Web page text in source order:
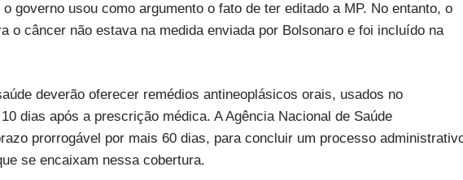
governo usou como argumento o fato de ter editado a MP. No entanto, o
o câncer não estava na medida enviada por Bolsonaro e foi incluído na
deverão oferecer remédios antineoplásicos orais, usados no
dias após a prescrição médica. A Agência Nacional de Saúde
prorrogável por mais 60 dias, para concluir um processo
se encaixam nessa cobertura.